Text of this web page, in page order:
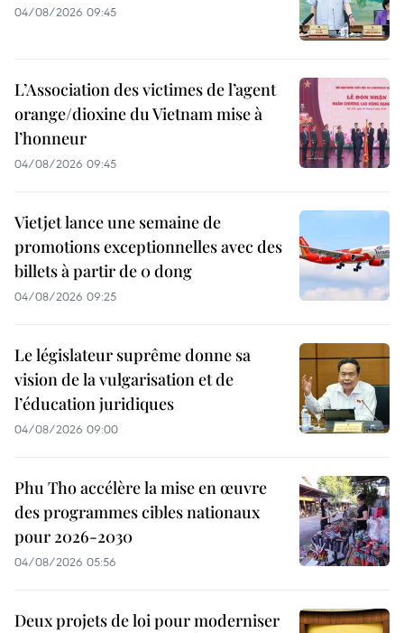
04/08/2026 09:45
L’Association des victimes de l’agent
orange/dioxine du Vietnam mise à
l’honneur
04/08/2026 09:45
Vietjet lance une semaine de
promotions exceptionnelles avec des
billets à partir de 0 dong
04/08/2026 09:25
Le législateur suprême donne sa
vision de la vulgarisation et de
l’éducation juridiques
04/08/2026 09:00
Phu Tho accélère la mise en œuvre
des programmes cibles nationaux
pour 2026-2030
04/08/2026 05:56
Deux projets de loi pour moderniser